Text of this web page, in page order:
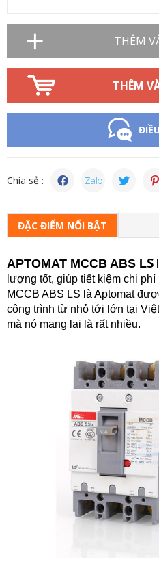
THÊM
THÊM
Chia sẻ :
ĐẶC ĐIỂM NỔI BẬT
APTOMAT MCCB ABS LS
lượng tốt, giúp tiết kiệm chi
MCCB ABS LS là Aptomat
công trình từ nhỏ tới lớn tại
mà nó mang lại là rất nhiều.